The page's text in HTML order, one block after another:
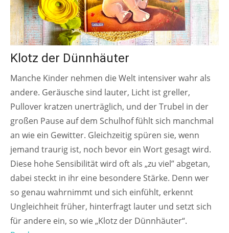
Klotz der Dünnhäuter
Manche Kinder nehmen die Welt intensiver wahr als
andere. Geräusche sind lauter, Licht ist greller,
Pullover kratzen unerträglich, und der Trubel in der
großen Pause auf dem Schulhof fühlt sich manchmal
an wie ein Gewitter. Gleichzeitig spüren sie, wenn
jemand traurig ist, noch bevor ein Wort gesagt wird.
Diese hohe Sensibilität wird oft als „zu viel” abgetan,
dabei steckt in ihr eine besondere Stärke. Denn wer
so genau wahrnimmt und sich einfühlt, erkennt
Ungleichheit früher, hinterfragt lauter und setzt sich
für andere ein, so wie „Klotz der Dünnhäuter“.